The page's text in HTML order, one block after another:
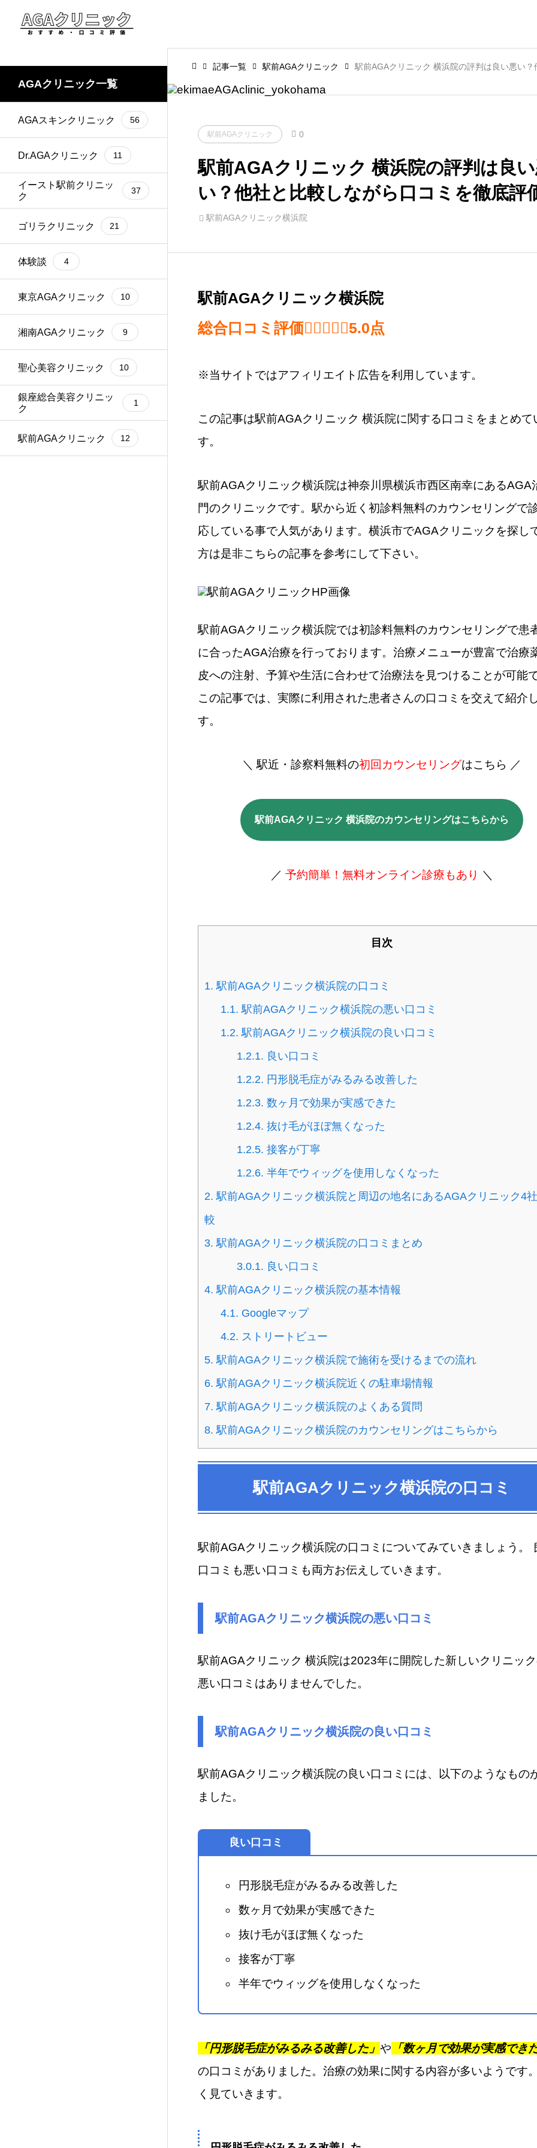
AGAクリニック一覧
AGAスキンクリニック 56
Dr.AGAクリニック 11
イースト駅前クリニッ
ク
37
ゴリラクリニック 21
体験談 4
東京AGAクリニック 10
湘南AGAクリニック 9
聖心美容クリニック 10
銀座総合美容クリニッ
ク
1
駅前AGAクリニック 12
記事一覧 駅前AGAクリニック
駅前AGAクリニック 0
駅前AGAクリニック 横浜院の評判は良
い？他社と比較しながら口コミを徹底評
駅前AGAクリニック横浜院
駅前AGAクリニック横浜院
総合口コミ評価
5.0 out of 5.0 stars
5.0点
※当サイトではアフィリエイト広告を利用しています。
この記事は駅前AGAクリニック 横浜院​に関する口コミをまとめて
す。
駅前AGAクリニック横浜院は神奈川県横浜市西区南幸にあるAGA
門のクリニックです。駅から近く初診料無料のカウンセリングで
応している事で人気があります。横浜市でAGAクリニックを探し
方は是非こちらの記事を参考にして下さい。
駅前AGAクリニック横浜院では初診料無料のカウンセリングで患
に合ったAGA治療を行っております。治療メニューが豊富で治療
皮への注射、予算や生活に合わせて治療法を見つけることが可能
この記事では、実際に利用された患者さんの口コミを交えて紹介
す。
＼ 駅近・診察料無料の初回カウンセリングはこちら ／
駅前AGAクリニック 横浜院のカウンセリングはこちらから
／ 予約簡単！無料オンライン診療もあり ＼
目次
1. 駅前AGAクリニック横浜院の口コミ
1.1. 駅前AGAクリニック横浜院の悪い口コミ
1.2. 駅前AGAクリニック横浜院の良い口コミ
1.2.1. 良い口コミ
1.2.2. 円形脱毛症がみるみる改善した
1.2.3. 数ヶ月で効果が実感できた
1.2.4. 抜け毛がほぼ無くなった
1.2.5. 接客が丁寧
1.2.6. 半年でウィッグを使用しなくなった
2. 駅前AGAクリニック横浜院と周辺の地名にあるAGAクリニック4
較
3. 駅前AGAクリニック横浜院の口コミまとめ
3.0.1. 良い口コミ
4. 駅前AGAクリニック横浜院の基本情報
4.1. Googleマップ
4.2. ストリートビュー
5. 駅前AGAクリニック横浜院で施術を受けるまでの流れ
6. 駅前AGAクリニック横浜院近くの駐車場情報
7. 駅前AGAクリニック横浜院のよくある質問
8. 駅前AGAクリニック横浜院のカウンセリングはこちらから
駅前AGAクリニック横浜院の口コミ
駅前AGAクリニック横浜院の口コミについてみていきましょう。
口コミも悪い口コミも両方お伝えしていきます。
駅前AGAクリニック横浜院の悪い口コミ
駅前AGAクリニック 横浜院​は2023年に開院した新しいクリニッ
悪い口コミはありませんでした。
駅前AGAクリニック横浜院の良い口コミ
駅前AGAクリニック横浜院​の良い口コミには、以下のようなもの
ました。
良い口コミ
円形脱毛症がみるみる改善した
数ヶ月で効果が実感できた
抜け毛がほぼ無くなった
接客が丁寧
半年でウィッグを使用しなくなった
「円形脱毛症がみるみる改善した」 や 「数ヶ月で効果が実感でき
の口コミがありました。治療の効果に関する内容が多いようです
く見ていきます。